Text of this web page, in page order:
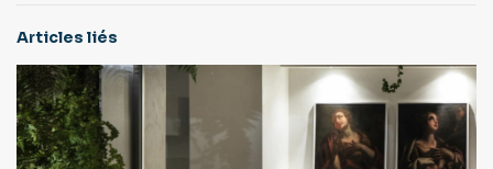
Articles liés